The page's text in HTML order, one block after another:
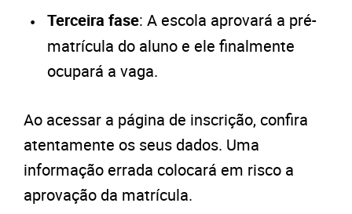
Terceira fase: A escola aprovará a pré-
matrícula do aluno e ele finalmente
ocupará a vaga.
Ao acessar a página de inscrição, confira
atentamente os seus dados. Uma
informação errada colocará em risco a
aprovação da matrícula.